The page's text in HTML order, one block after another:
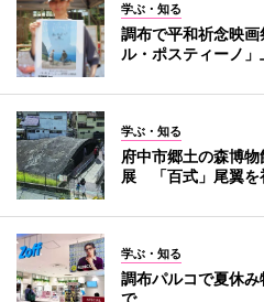
学ぶ・知る
調布で平和祈念映
ル・ポスティーノ」
学ぶ・知る
府中市郷土の森博物
展 「百式」尾翼を
学ぶ・知る
調布パルコで夏休